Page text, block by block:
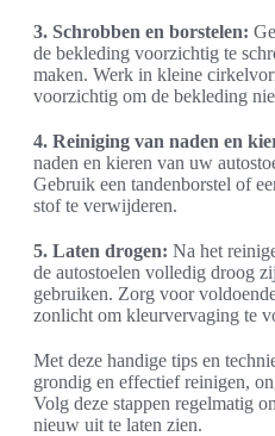
3. Schrobben en borstelen:
de bekleding voorzichtig te
maken. Werk in kleine
voorzichtig om de bekleding
4. Reiniging van naden en
naden en kieren van uw
Gebruik een tandenborstel of
stof te verwijderen.
5. Laten drogen: Na het
de autostoelen volledig droog
gebruiken. Zorg voor
zonlicht om kleurvervaging te
Met deze handige tips en
grondig en effectief reinigen,
Volg deze stappen regelmatig
nieuw uit te laten zien.